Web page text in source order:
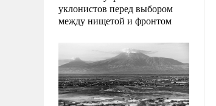
уклонистов перед выбором
между нищетой и фронтом